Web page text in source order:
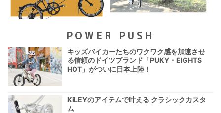
POWER PUSH
キッズバイカーたちのワクワク感を加速させ
る信頼のドイツブランド「PUKY・EIGHTS
HOT」がついに日本上陸！
KiLEYのアイテムで叶える クラシックカスタ
ム